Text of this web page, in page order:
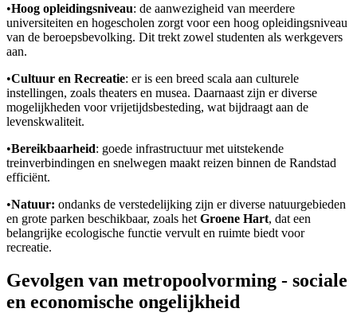
•Hoog opleidingsniveau: de aanwezigheid van meerdere
universiteiten en hogescholen zorgt voor een hoog opleidingsniveau
van de beroepsbevolking. Dit trekt zowel studenten als werkgevers
aan.
•Cultuur en Recreatie: er is een breed scala aan culturele
instellingen, zoals theaters en musea. Daarnaast zijn er diverse
mogelijkheden voor vrijetijdsbesteding, wat bijdraagt aan de
levenskwaliteit.
•Bereikbaarheid: goede infrastructuur met uitstekende
treinverbindingen en snelwegen maakt reizen binnen de Randstad
efficiënt.
•Natuur: ondanks de verstedelijking zijn er diverse natuurgebieden
en grote parken beschikbaar, zoals het Groene Hart, dat een
belangrijke ecologische functie vervult en ruimte biedt voor
recreatie.
Gevolgen van metropoolvorming - sociale
en economische ongelijkheid